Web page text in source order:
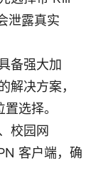
泄露真实
备强大加
解决方案，
选择。
校园网
客户端，确